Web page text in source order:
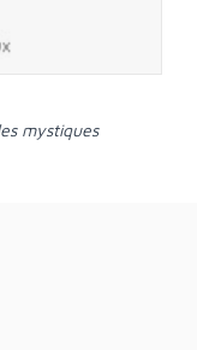
mystiques